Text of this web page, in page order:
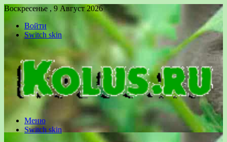
Воскресенье , 9 Август 2026
Войти
Switch skin
Меню
Switch skin